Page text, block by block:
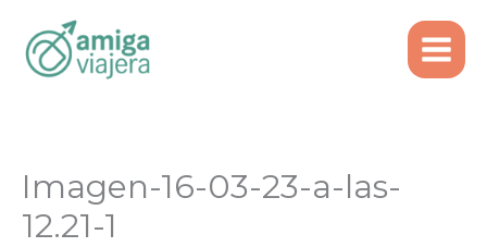
contenido
Alojarse en un hostel sin pagar ¿cómo lo hice?
Imagen-16-03-23-a-las-12.21-1
Imagen-16-03-23-a-las-
12.21-1